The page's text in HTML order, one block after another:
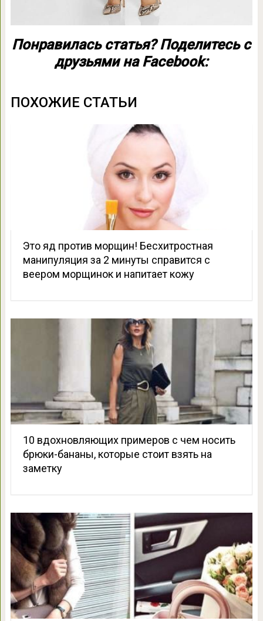
Понравилась статья? Поделитесь с
друзьями на Facebook:
ПОХОЖИЕ СТАТЬИ
Это яд против морщин! Бесхитростная
манипуляция за 2 минуты справится с
веером морщинок и напитает кожу
10 вдохновляющих примеров с чем носить
брюки-бананы, которые стоит взять на
заметку